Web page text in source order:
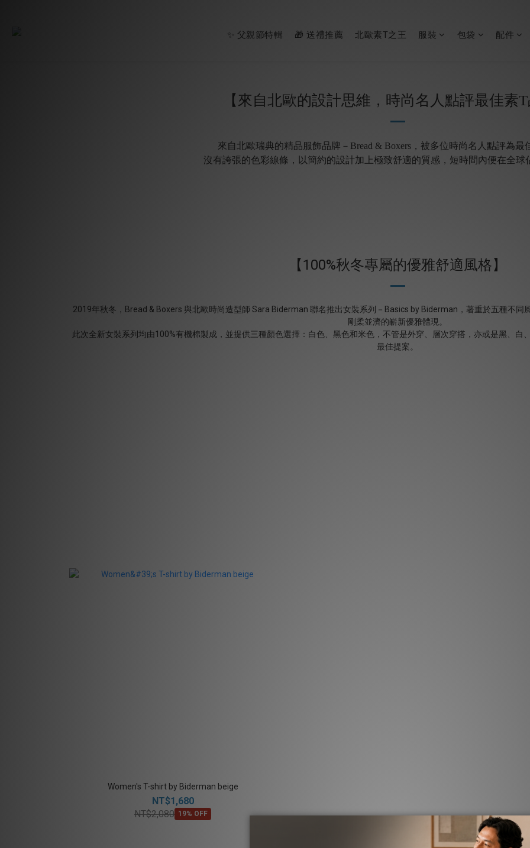
✨ 父親節特輯 🎁 送禮推薦 北歐素T之王 服裝 包袋 配件
【來自北歐的設計思維，時尚名人點評最佳素T
來自北歐瑞典的精品服飾品牌 －Bread & Boxers，被多位時尚名人點評為最
沒有誇張的⾊彩線條，以簡約的設計加上極致舒適的質感，短時間內便在全球
【100%秋冬專屬的優雅舒適風格】
2019年秋冬，Bread & Boxers 與北歐時尚造型師 Sara Biderman 聯名推出女裝系列－Basics by Biderman，著重於五種不
剛柔並濟的嶄新優雅體現。
此次全新女裝系列均由100%有機棉製成，並提供三種顏色選擇：白色、⿊色和米色，不管是外穿、層次穿搭，亦或是黑、白
最佳提案。
Women's T-shirt by Biderman beige
NT$1,680
NT$2,080 19% OFF